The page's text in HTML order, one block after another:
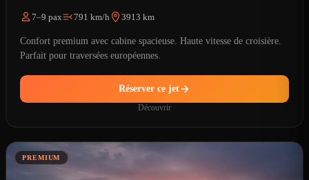
7–9 pax 791 km/h 3913 km
Confort premium avec cabine spacieuse. Haute vitesse de croisière.
Parfait pour traversées européennes.
Réserver ce jet
Découvrir
PREMIUM